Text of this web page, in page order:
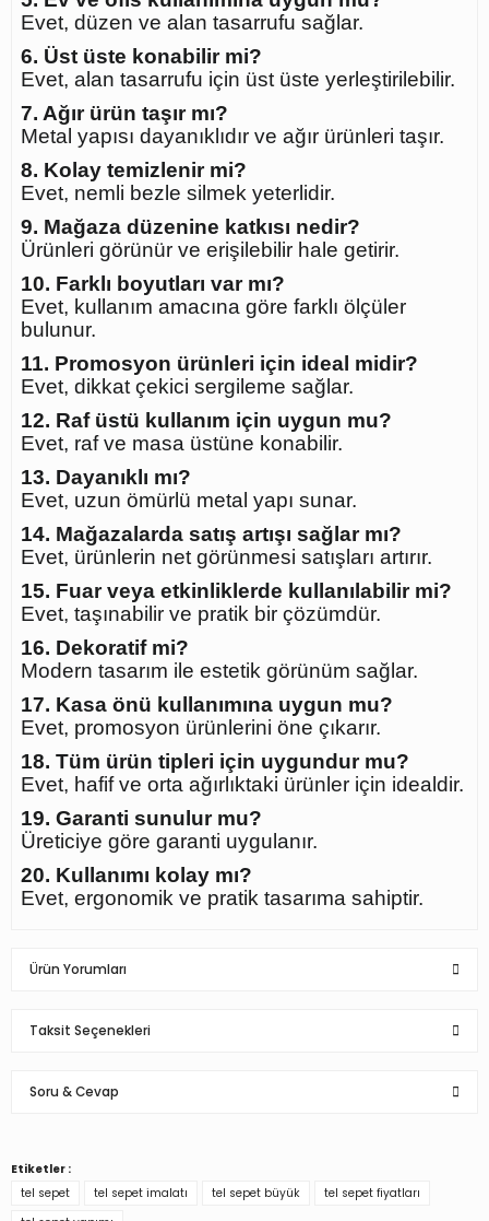
Evet, düzen ve alan tasarrufu sağlar.
6. Üst üste konabilir mi?
Evet, alan tasarrufu için üst üste yerleştirilebilir.
7. Ağır ürün taşır mı?
Metal yapısı dayanıklıdır ve ağır ürünleri taşır.
8. Kolay temizlenir mi?
Evet, nemli bezle silmek yeterlidir.
9. Mağaza düzenine katkısı nedir?
Ürünleri görünür ve erişilebilir hale getirir.
10. Farklı boyutları var mı?
Evet, kullanım amacına göre farklı ölçüler
bulunur.
11. Promosyon ürünleri için ideal midir?
Evet, dikkat çekici sergileme sağlar.
12. Raf üstü kullanım için uygun mu?
Evet, raf ve masa üstüne konabilir.
13. Dayanıklı mı?
Evet, uzun ömürlü metal yapı sunar.
14. Mağazalarda satış artışı sağlar mı?
Evet, ürünlerin net görünmesi satışları artırır.
15. Fuar veya etkinliklerde kullanılabilir mi?
Evet, taşınabilir ve pratik bir çözümdür.
16. Dekoratif mi?
Modern tasarım ile estetik görünüm sağlar.
17. Kasa önü kullanımına uygun mu?
Evet, promosyon ürünlerini öne çıkarır.
18. Tüm ürün tipleri için uygundur mu?
Evet, hafif ve orta ağırlıktaki ürünler için idealdir.
19. Garanti sunulur mu?
Üreticiye göre garanti uygulanır.
20. Kullanımı kolay mı?
Evet, ergonomik ve pratik tasarıma sahiptir.
Ürün Yorumları
Memnuniyet
b... ö... | 12/10/2022
Taksit Seçenekleri
Soru & Cevap
Etiketler :
tel sepet
tel sepet imalatı tel sepet büyük
tel sepet fiyatları